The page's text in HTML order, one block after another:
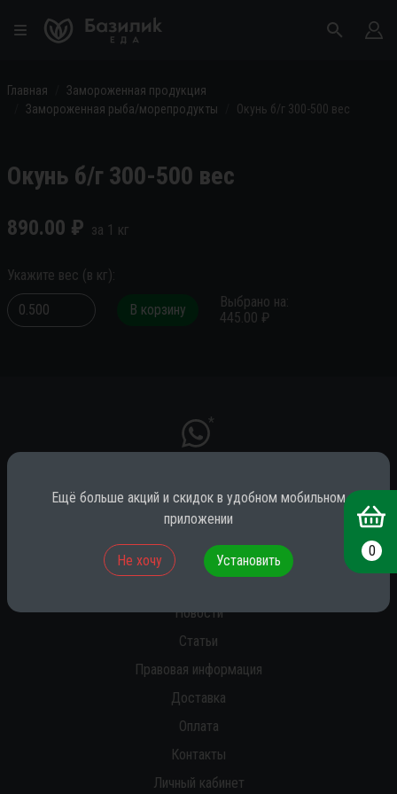
Главная
Замороженная продукция
Замороженная рыба/морепродукты
Окунь б/г 300-500 вес
Окунь б/г 300-500 вес
890.00 ₽ за 1 кг
Укажите вес (в кг):
В корзину Выбрано на:
445.00 ₽
*
* принадлежит компании Meta (признана экстремистской на территории
РФ)
Новости
Статьи
Правовая информация
Доставка
Оплата
Контакты
Личный кабинет
0
Ещё больше акций и скидок в удобном мобильном
приложении
Не хочу Установить